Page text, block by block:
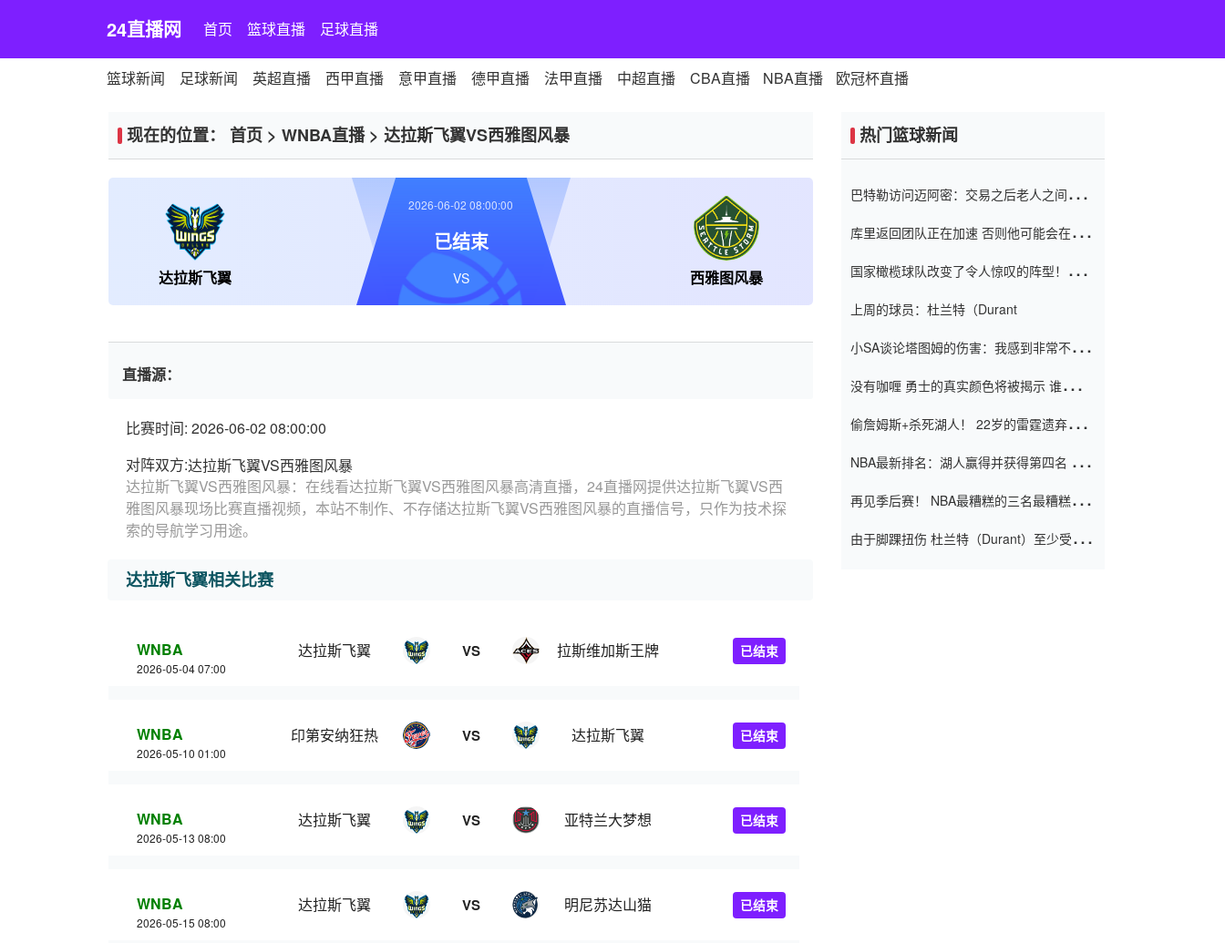
24直播网 首页 篮球直播 足球直播
篮球新闻 足球新闻 英超直播 西甲直播 意甲直播 德甲直播 法甲直播 中超直播 CBA直播 NBA直播 欧冠杯直播
现在的位置： 首页 > WNBA直播> 达拉斯飞翼VS西雅图风暴
达拉斯飞翼 西雅图风暴
2026-06-02 08:00:00
已结束
VS
直播源：
比赛时间: 2026-06-02 08:00:00
对阵双方:达拉斯飞翼VS西雅图风暴
达拉斯飞翼VS西雅图风暴：在线看达拉斯飞翼VS西雅图风暴高清直播，24直播网提供达拉斯飞翼VS西
雅图风暴现场比赛直播视频，本站不制作、不存储达拉斯飞翼VS西雅图风暴的直播信号，只作为技术探
索的导航学习用途。
达拉斯飞翼相关比赛
WNBA
2026-05-04 07:00
达拉斯飞翼 VS 拉斯维加斯王牌 已结束
WNBA
2026-05-10 01:00
印第安纳狂热 VS 达拉斯飞翼 已结束
WNBA
2026-05-13 08:00
达拉斯飞翼 VS 亚特兰大梦想 已结束
WNBA
2026-05-15 08:00
达拉斯飞翼 VS 明尼苏达山猫 已结束
热门篮球新闻
巴特勒访问迈阿密：交易之后老人之间的第
库里返回团队正在加速 否则他可能会在下
起了人们的关注
国家橄榄球队改变了令人惊叹的阵型！伊万
上周的球员：杜兰特（Durant
小SA谈论塔图姆的伤害：我感到非常不舒
没有咖喱 勇士的真实颜色将被揭示 谁注意
偷詹姆斯+杀死湖人！ 22岁的雷霆遗弃儿子
亿元人民币的合同
NBA最新排名：湖人赢得并获得第四名 小
再见季后赛！ NBA最糟糕的三名最糟糕的
由于脚踝扭伤 杜兰特（Durant）至少受伤